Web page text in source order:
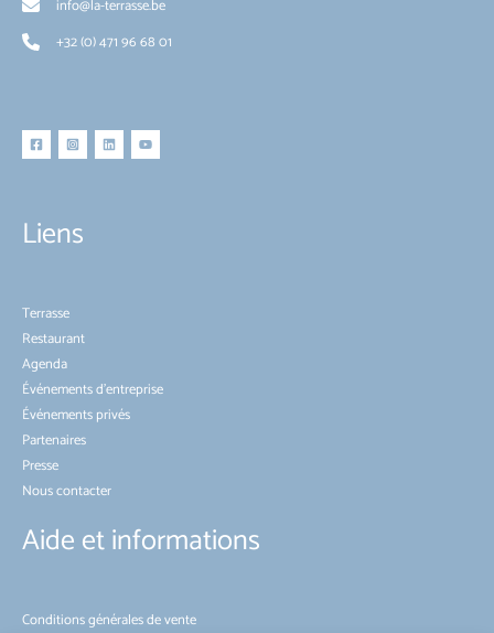
info@la-terrasse.be
+32 (0) 471 96 68 01
Liens
Terrasse
Restaurant
Agenda
Événements d’entreprise
Événements privés
Partenaires
Presse
Nous contacter
Aide et informations
Conditions générales de vente